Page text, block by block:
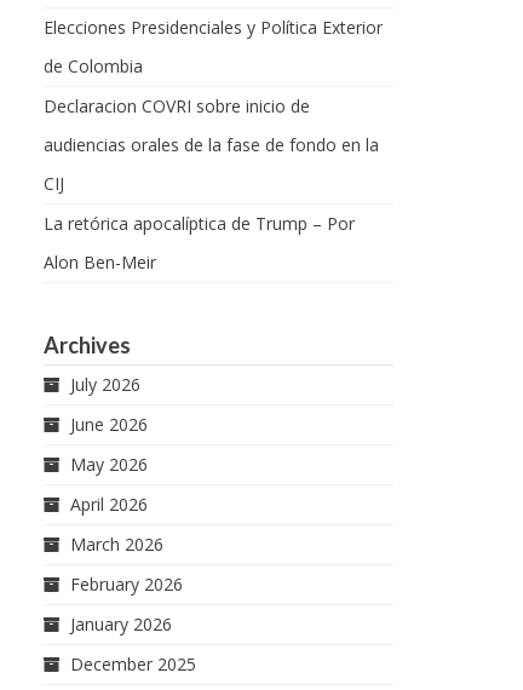
Elecciones Presidenciales y Política Exterior
de Colombia
Declaracion COVRI sobre inicio de
audiencias orales de la fase de fondo en la
CIJ
La retórica apocalíptica de Trump – Por
Alon Ben-Meir
Archives
July 2026
June 2026
May 2026
April 2026
March 2026
February 2026
January 2026
December 2025